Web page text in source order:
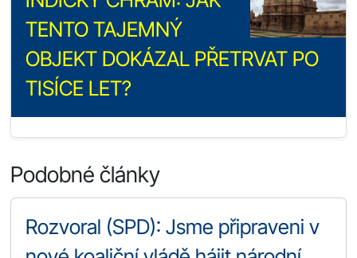
TENTO TAJEMNÝ
OBJEKT DOKÁZAL PŘETRVAT PO
TISÍCE LET?
Podobné články
Rozvoral (SPD): Jsme připraveni v